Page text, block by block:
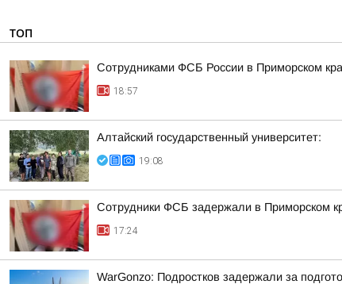
ТОП
Сотрудниками ФСБ России в Приморском
18:57
Алтайский государственный университет:
19:08
Сотрудники ФСБ задержали в Приморском
17:24
WarGonzo: Подростков задержали за